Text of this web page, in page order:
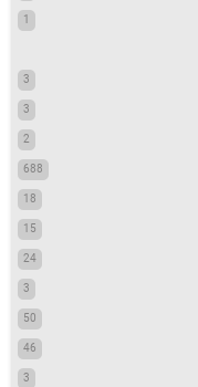
1
3
3
2
688
18
15
24
3
50
46
3